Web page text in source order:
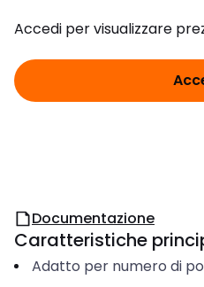
Accedi per visualizzare
Documentazione
Caratteristiche
Adatto per numero di